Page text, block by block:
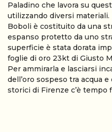
Paladino che lavora su
utilizzando diversi
Boboli è costituito da una
espanso protetto da uno
superficie è stata dorata
foglie di oro 23kt di Giusto
Per ammirarla e lasciarsi
dell’oro sospeso tra acqua
storici di Firenze c’è tempo